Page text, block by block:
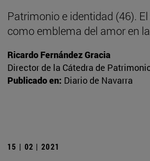
Patrimonio e identidad (46).
como emblema del amor en
Ricardo Fernández Gracia
Director de la Cátedra de
Publicado en: Diario de Navarra
15 | 02 | 2021